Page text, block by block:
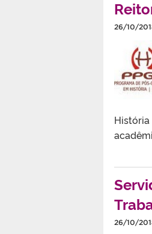
26/10/
26/10/